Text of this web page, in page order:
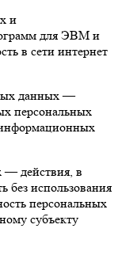
и
для ЭВМ и
в сети интернет
данных —
персональных
— действия, в
без использования
персональных
субъекту